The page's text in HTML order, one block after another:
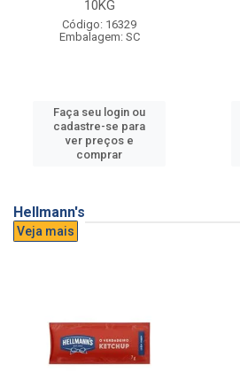
10KG
Código: 16329
Embalagem: SC
Faça seu login ou
cadastre-se para
ver preços e
comprar
Hellmann's
Veja mais